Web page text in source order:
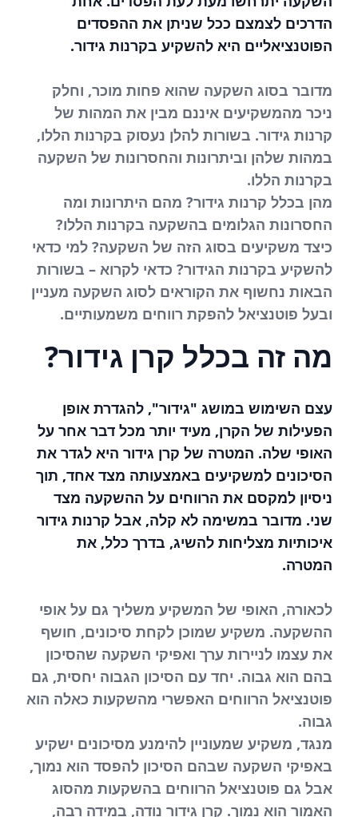
הדרכים לצמצם ככל שניתן את ההפסדים
הפוטנציאליים היא להשקיע בקרנות גידור.
מדובר בסוג השקעה שהוא פחות מוכר, וחלק
ניכר מהמשקיעים איננם מבין את המהות של
קרנות גידור. בשורות להלן נעסוק בקרנות הללו,
במהות שלהן וביתרונות והחסרונות של השקעה
בקרנות הללו.
מהן בכלל קרנות גידור? מהם היתרונות ומה
החסרונות הגלומים בהשקעה בקרנות הללו?
כיצד משקיעים בסוג הזה של השקעה? למי כדאי
להשקיע בקרנות הגידור? כדאי לקרוא – בשורות
הבאות נחשוף את הקוראים לסוג השקעה מעניין
ובעל פוטנציאל להפקת רווחים משמעותיים.
מה זה בכלל קרן גידור?
עצם השימוש במושג "גידור", להגדרת אופן
הפעילות של הקרן, מעיד יותר מכל דבר אחר על
האופי שלה. המטרה של קרן גידור היא לגדר את
הסיכונים למשקיעים באמצעותה מצד אחד, תוך
ניסיון למקסם את הרווחים על ההשקעה מצד
שני. מדובר במשימה לא קלה, אבל קרנות גידור
איכותיות מצליחות להשיג, בדרך כלל, את
המטרה.
לכאורה, האופי של המשקיע משליך גם על אופי
ההשקעה. משקיע שמוכן לקחת סיכונים, חושף
את עצמו לניירות ערך ואפיקי השקעה שהסיכון
בהם הוא גבוה. יחד עם הסיכון הגבוה יחסית, גם
פוטנציאל הרווחים האפשרי מהשקעות כאלה הוא
גבוה.
מנגד, משקיע שמעוניין להימנע מסיכונים ישקיע
באפיקי השקעה שבהם הסיכון להפסד הוא נמוך,
אבל גם פוטנציאל הרווחים בהשקעות מהסוג
האמור הוא נמוך. קרן גידור נודה, במידה רבה,